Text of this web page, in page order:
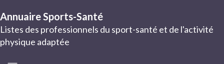
Annuaire Sports-Santé
Listes des professionnels du sport-santé et de l'activité
physique adaptée